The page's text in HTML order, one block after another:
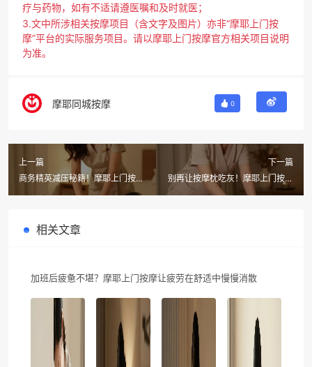
疗与药物，如有不适请遵医嘱和及时就医；
3.文中所涉相关按摩项目（含文字及图片）亦非“摩耶上门按
摩”平台的实际服务项目。请以摩耶上门按摩官方相关项目说明
为准。
摩耶同城按摩 0
上一篇
商务精英减压秘籍！摩耶上门按摩
30分钟解救疲劳，92%高管都在
下一篇
别再让按摩枕吃灰！摩耶上门按摩
教你多功能颈椎枕7步正确用法
相关文章
加班后疲惫不堪？摩耶上门按摩让疲劳在舒适中慢慢消散